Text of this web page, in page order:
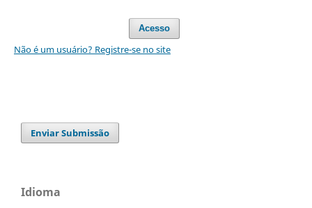
Acesso
Não é um usuário? Registre-se no site
Enviar Submissão
Idioma